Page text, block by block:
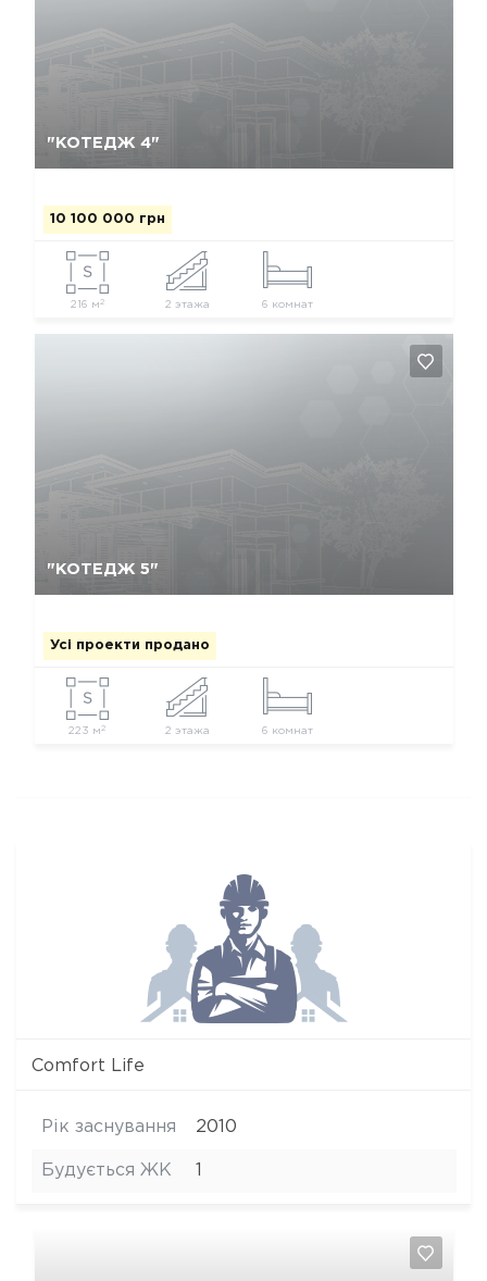
"КОТЕДЖ 4"
10 100 000 грн
216 м 2 2 этажа 6 комнат
"КОТЕДЖ 5"
Усі проекти продано
223 м 2 2 этажа 6 комнат
Comfort Life
Рік заснування 2010
Будується ЖК 1